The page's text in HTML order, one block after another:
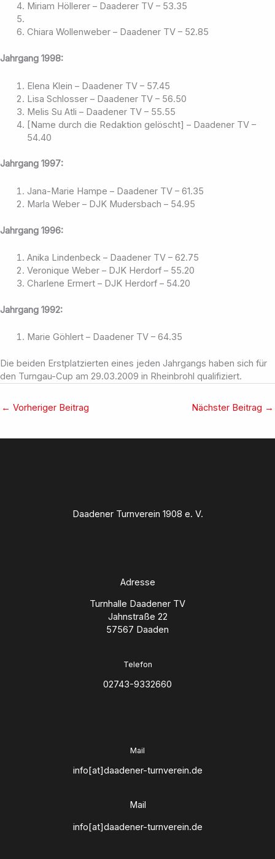
Miriam Höllerer – Daaderer TV – 53.35
Chiara Wollenweber – Daadener TV – 52.85
Jahrgang 1998:
Elena Klein – Daadener TV – 57.45
Lisa Schlosser – Daadener TV – 56.50
Melis Su Atli – Daadener TV – 55.55
[Name durch die Redaktion gelöscht] – Daadener TV –
54.40
Jahrgang 1997:
Jana-Marie Hampe – Daadener TV – 61.35
Marla Weber – DJK Mudersbach – 54.95
Jahrgang 1996:
Anika Lindenbeck – Daadener TV – 62.75
Veronique Weber – DJK Herdorf – 55.20
Charlene Ermert – DJK Herdorf – 54.20
Jahrgang 1992:
Marie Göhlert – Daadener TV – 64.35
Die beiden Erstplatzierten eines jeden Jahrgangs haben sich für
den Turngau-Cup am 29.03.2009 in Rheinbrohl qualifiziert.
← Vorheriger Beitrag Nächster Beitrag →
Daadener Turnverein 1908 e. V.
Adresse
Turnhalle Daadener TV
Jahnstraße 22
57567 Daaden
Telefon
02743-9332660
Mail
info[at]daadener-turnverein.de
Mail
info[at]daadener-turnverein.de